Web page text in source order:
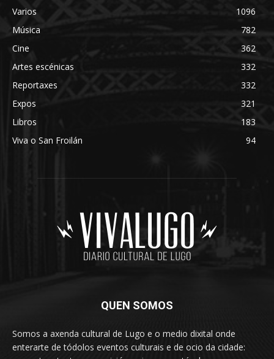
Varios
1096
Música
782
Cine
362
Artes escénicas
332
Reportaxes
332
Expos
321
Libros
183
Viva o San Froilán
94
QUEN SOMOS
Somos a axenda cultural de Lugo e o medio dixital onde
enterarte de tódolos eventos culturais e de ocio da cidade: